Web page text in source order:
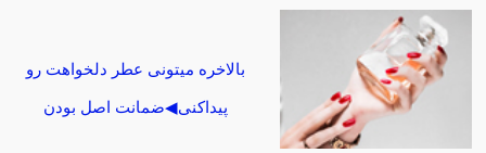
بالاخره میتونی عطر دلخواهت رو
پیداکنی◀ضمانت اصل بودن